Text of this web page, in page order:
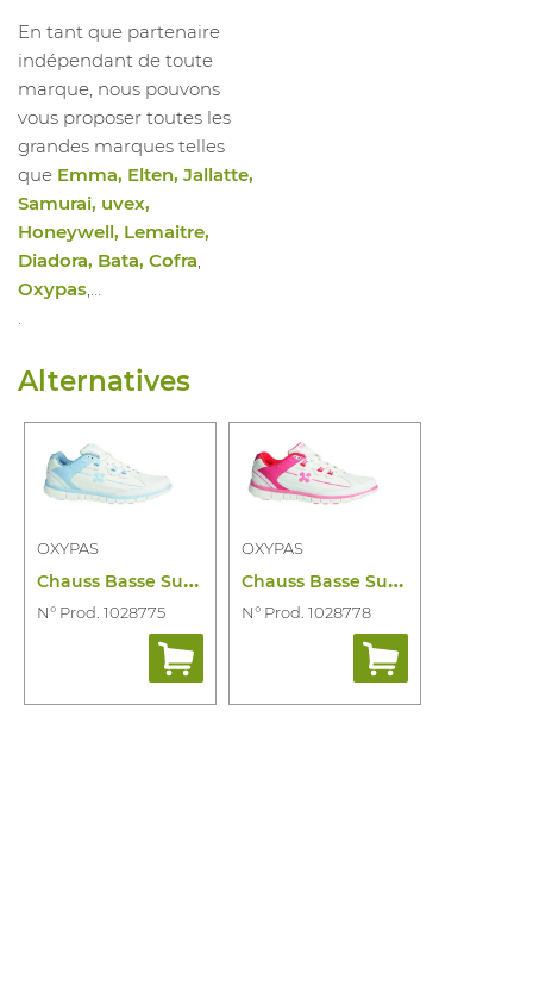
En tant que partenaire
indépendant de toute
marque, nous pouvons
vous proposer toutes les
grandes marques telles
que Emma, Elten, Jallatte,
Samurai, uvex,
Honeywell, Lemaitre,
Diadora, Bata, Cofra,
Oxypas,…
.
Alternatives
OXYPAS
C
hauss Basse Sunny Bleu Claire SRA
N° Prod. 1028775
OXYPAS
C
hauss Basse Sunny Fuxia SRA
N° Prod. 1028778